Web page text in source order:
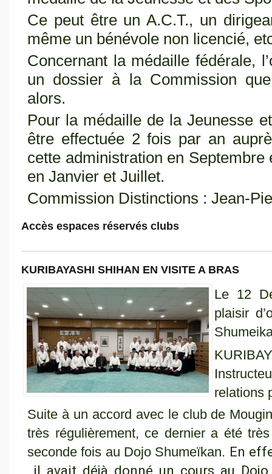
Ce peut être un A.C.T., un
même un bénévole non licencié,
Concernant la médaille fédérale,
un dossier à la Commission
alors.
Pour la médaille de la Jeunesse
être effectuée 2 fois par an
cette administration en
en Janvier et Juillet.
Commission Distinctions : Jean-
Accès espaces réservés clubs
KURIBAYASHI SHIHAN EN VISITE A BRAS
Le 12
plaisir
relations
Suite à un accord avec le club de
très régulièrement, ce dernier a été
seconde fois au Dojo Shumeïkan. En
il avait déjà donné un cours au